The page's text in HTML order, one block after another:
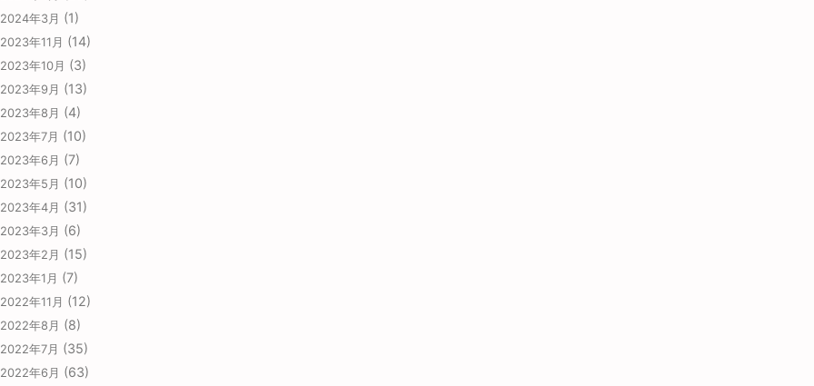
2024年3月 (1)
2023年11月 (14)
2023年10月 (3)
2023年9月 (13)
2023年8月 (4)
2023年7月 (10)
2023年6月 (7)
2023年5月 (10)
2023年4月 (31)
2023年3月 (6)
2023年2月 (15)
2023年1月 (7)
2022年11月 (12)
2022年8月 (8)
2022年7月 (35)
2022年6月 (63)